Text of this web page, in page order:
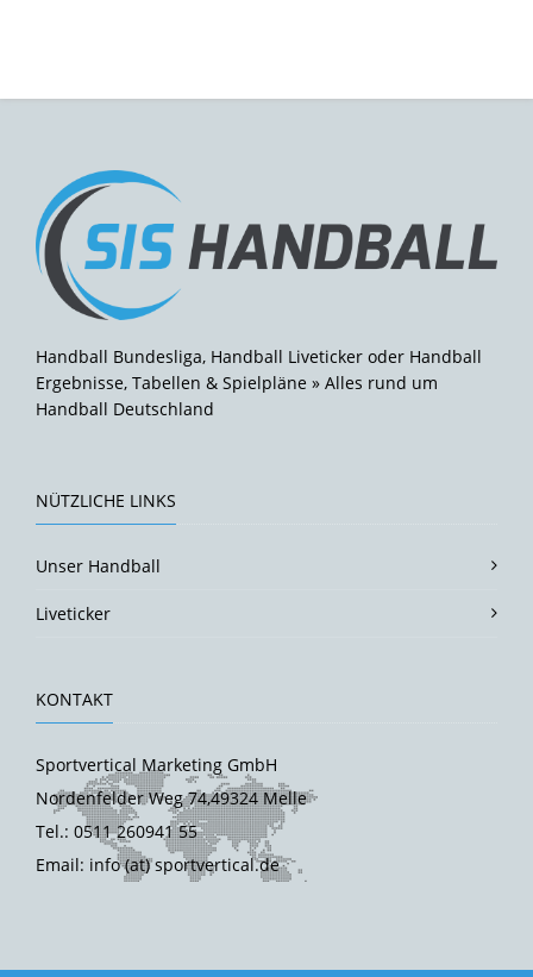
Handball Bundesliga, Handball Liveticker oder Handball
Ergebnisse, Tabellen & Spielpläne » Alles rund um
Handball Deutschland
NÜTZLICHE LINKS
Unser Handball
Liveticker
KONTAKT
Sportvertical Marketing GmbH
Nordenfelder Weg 74,49324 Melle
Tel.: 0511 260941 55
Email: info (at) sportvertical.de